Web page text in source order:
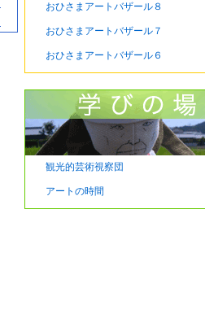
おひさまアートバザール８
おひさまアートバザール７
おひさまアートバザール６
観光的芸術視察団
アートの時間